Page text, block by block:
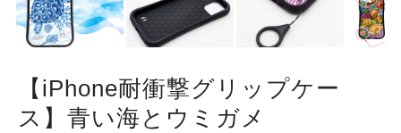
【iPhone耐衝撃グリップケー
ス】青い海とウミガメ